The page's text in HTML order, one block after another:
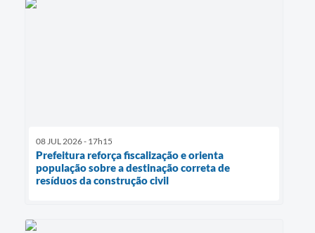
08 JUL 2026 - 17h15
Prefeitura reforça fiscalização e orienta
população sobre a destinação correta de
resíduos da construção civil